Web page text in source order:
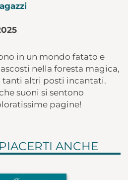
in un mondo fatato e
nella foresta magica,
tanti altri posti incantati.
suoni si sentono
pagine!
ANCHE